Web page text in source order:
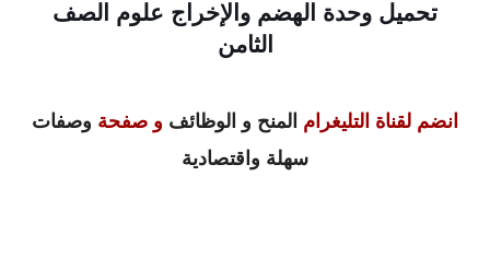
تحميل وحدة الهضم والإخراج علوم الصف
الثامن
انضم لقناة التليغرام المنح و الوظائف و صفحة وصفات
سهلة واقتصادية